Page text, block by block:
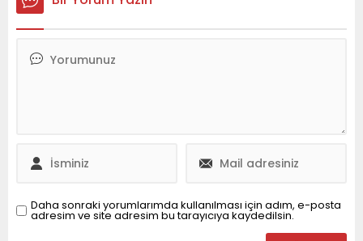
Akçakoca’nın gelişimi
bulunuldu. İki belediye
zarfında lütfen benden
Daha sonraki yorumlarımda kullanılması için adım, e-posta
adresim ve site adresim bu tarayıcıya kaydedilsin.